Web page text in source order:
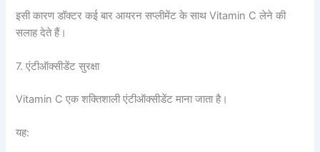
इसी कारण डॉक्टर कई बार आयरन सप्लीमेंट के साथ Vitamin C लेने की
सलाह देते हैं।
7. एंटीऑक्सीडेंट सुरक्षा
Vitamin C एक शक्तिशाली एंटीऑक्सीडेंट माना जाता है।
यह: